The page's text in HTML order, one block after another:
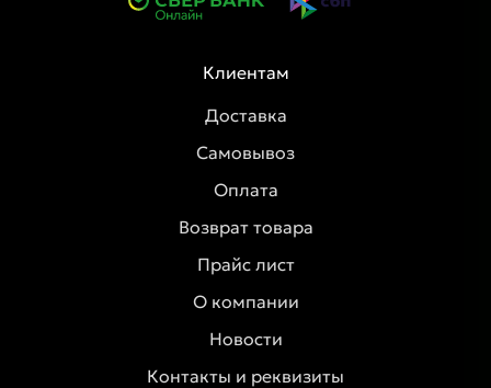
Клиентам
Доставка
Самовывоз
Оплата
Возврат товара
Прайс лист
О компании
Новости
Контакты и реквизиты